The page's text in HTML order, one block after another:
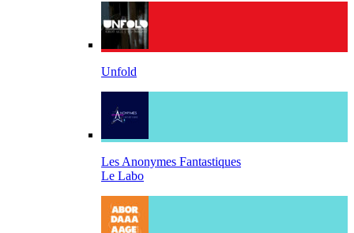
Unfold
Les Anonymes Fantastiques
Le Labo